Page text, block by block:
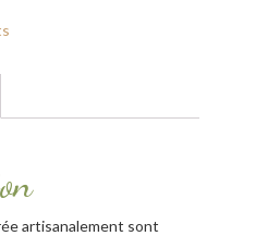
artisanalement sont